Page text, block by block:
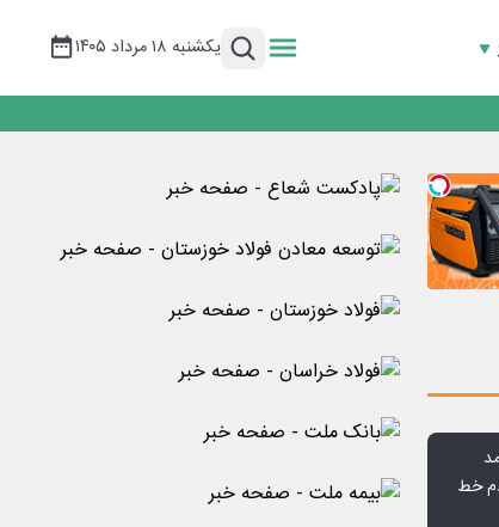
یکشنبه ۱۸ مرداد ۱۴۰۵
خط